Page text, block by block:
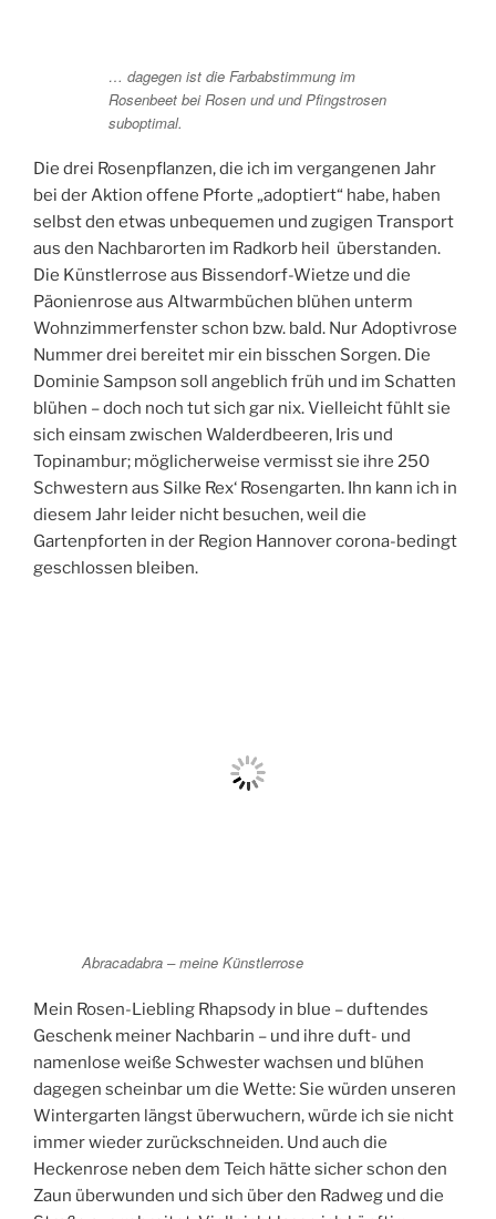
… dagegen ist die Farbabstimmung im
Rosenbeet bei Rosen und und Pfingstrosen
suboptimal.
Die drei Rosenpflanzen, die ich im vergangenen Jahr
bei der Aktion offene Pforte „adoptiert“ habe, haben
selbst den etwas unbequemen und zugigen Transport
aus den Nachbarorten im Radkorb heil überstanden.
Die Künstlerrose aus Bissendorf-Wietze und die
Päonienrose aus Altwarmbüchen blühen unterm
Wohnzimmerfenster schon bzw. bald. Nur Adoptivrose
Nummer drei bereitet mir ein bisschen Sorgen. Die
Dominie Sampson soll angeblich früh und im Schatten
blühen – doch noch tut sich gar nix. Vielleicht fühlt sie
sich einsam zwischen Walderdbeeren, Iris und
Topinambur; möglicherweise vermisst sie ihre 250
Schwestern aus Silke Rex‘ Rosengarten. Ihn kann ich in
diesem Jahr leider nicht besuchen, weil die
Gartenpforten in der Region Hannover corona-bedingt
geschlossen bleiben.
Abracadabra – meine Künstlerrose
Mein Rosen-Liebling Rhapsody in blue – duftendes
Geschenk meiner Nachbarin – und ihre duft- und
namenlose weiße Schwester wachsen und blühen
dagegen scheinbar um die Wette: Sie würden unseren
Wintergarten längst überwuchern, würde ich sie nicht
immer wieder zurückschneiden. Und auch die
Heckenrose neben dem Teich hätte sicher schon den
Zaun überwunden und sich über den Radweg und die